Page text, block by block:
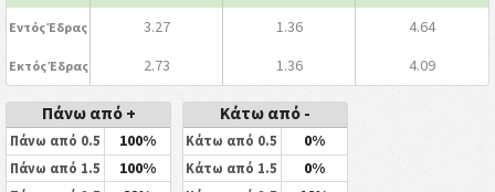
Εντός Έδρας 3.27 1.36 4.64
Εκτός Έδρας 2.73 1.36 4.09
Πάνω από +
Πάνω από 0.5 100%
Πάνω από 1.5 100%
Κάτω από -
Κάτω από 0.5 0%
Κάτω από 1.5 0%